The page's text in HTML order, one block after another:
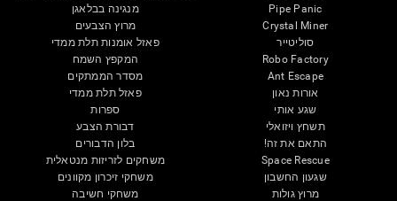
Pipe Panic
Crystal Miner
סוליטייר
Robo Factory
Ant Escape
אורות נאון
שגע אותי
תשחץ ויזואלי
התאם את זה!
Space Rescue
שגעון החשבון
מרוץ גולות
מנגינה בבלאגן
מרוץ הצבעים
פאזל אומנות תלת ממדי
המקפץ השמח
מסדר הממתקים
פאזל תלת ממדי
ספרות
דבורת הצבע
בלון הדבורים
משחקים לזריזות מנטאלית
משחקי זיכרון מקוונים
משחקי חשיבה